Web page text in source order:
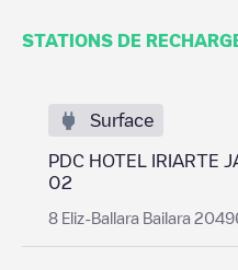
STATIONS DE
Surface
PDC HOTEL IRIARTE
02
8 Eliz-Ballara Bailara